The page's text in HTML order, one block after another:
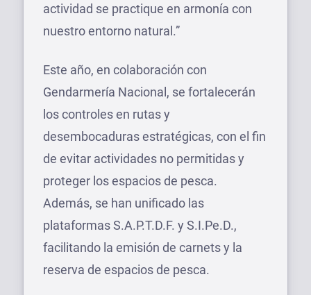
actividad se practique en armonía con
nuestro entorno natural.”
Este año, en colaboración con
Gendarmería Nacional, se fortalecerán
los controles en rutas y
desembocaduras estratégicas, con el fin
de evitar actividades no permitidas y
proteger los espacios de pesca.
Además, se han unificado las
plataformas S.A.P.T.D.F. y S.I.Pe.D.,
facilitando la emisión de carnets y la
reserva de espacios de pesca.